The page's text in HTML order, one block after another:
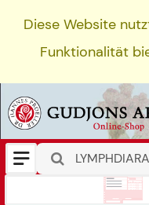
Diese Website
Funktionalität